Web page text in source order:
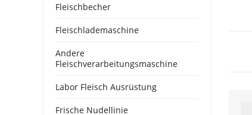
Fleischbecher
Fleischlademaschine
Andere
Fleischverarbeitungsmaschine
Labor Fleisch Ausrüstung
Frische Nudellinie